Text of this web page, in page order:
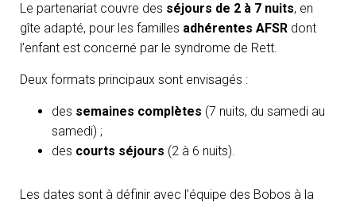
Le partenariat couvre des séjours de 2 à 7 nuits, en
gîte adapté, pour les familles adhérentes AFSR dont
l’enfant est concerné par le syndrome de Rett.
Deux formats principaux sont envisagés :
des semaines complètes (7 nuits, du samedi au
samedi) ;
des courts séjours (2 à 6 nuits).
Les dates sont à définir avec l’équipe des Bobos à la